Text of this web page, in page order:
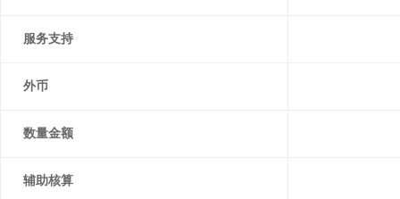
服务支持
外币
数量金额
辅助核算